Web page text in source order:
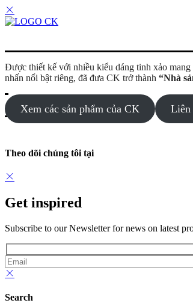
Được thiết kế với nhiều kiểu dáng tinh xảo mang
nhấn nổi bật riêng, đã đưa CK trở thành “Nhà
Xem các sản phẩm của CK Liên
Theo dõi chúng tôi tại
Get inspired
Subscribe to our Newsletter for news on latest
Search